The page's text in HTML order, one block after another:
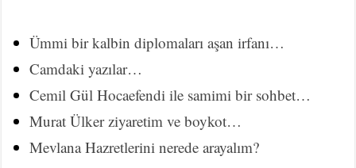
Ümmi bir kalbin diplomaları aşan irfanı…
Camdaki yazılar…
Cemil Gül Hocaefendi ile samimi bir sohbet…
Murat Ülker ziyaretim ve boykot…
Mevlana Hazretlerini nerede arayalım?